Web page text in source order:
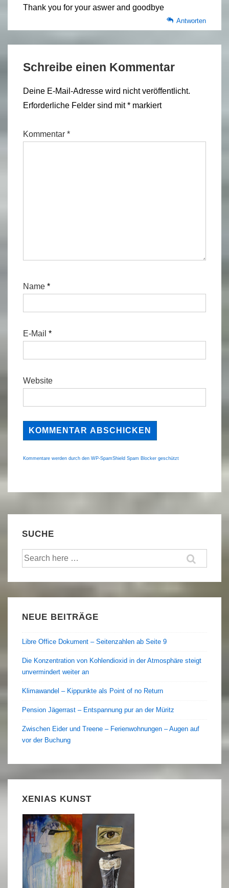
Thank you for your aswer and goodbye
Antworten
Schreibe einen Kommentar
Deine E-Mail-Adresse wird nicht veröffentlicht.
Erforderliche Felder sind mit* markiert
Kommentar *
Name *
E-Mail *
Website
Kommentare werden durch den WP-SpamShield Spam Blocker geschützt
SUCHE
Suche
nach:
NEUE BEITRÄGE
Libre Office Dokument – Seitenzahlen ab Seite 9
Die Konzentration von Kohlendioxid in der Atmosphäre steigt
unvermindert weiter an
Klimawandel – Kippunkte als Point of no Return
Pension Jägerrast – Entspannung pur an der Müritz
Zwischen Eider und Treene – Ferienwohnungen – Augen auf
vor der Buchung
XENIAS KUNST